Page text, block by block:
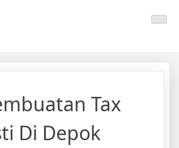
Tax
Di Depok